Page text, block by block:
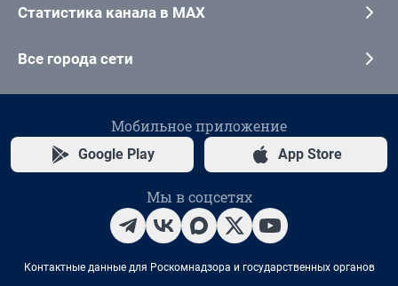
Статистика канала в MAX
Все города сети
Мобильное приложение
Google Play App Store
Мы в соцсетях
Контактные данные для Роскомнадзора и государственных органов